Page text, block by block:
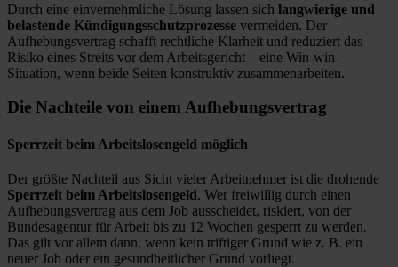
Durch eine einvernehmliche Lösung lassen sich langwierige und
belastende Kündigungsschutzprozesse vermeiden. Der
Aufhebungsvertrag schafft rechtliche Klarheit und reduziert das
Risiko eines Streits vor dem Arbeitsgericht – eine Win-win-
Situation, wenn beide Seiten konstruktiv zusammenarbeiten.
Die Nachteile von einem Aufhebungsvertrag
Sperrzeit beim Arbeitslosengeld möglich
Der größte Nachteil aus Sicht vieler Arbeitnehmer ist die drohende
Sperrzeit beim Arbeitslosengeld. Wer freiwillig durch einen
Aufhebungsvertrag aus dem Job ausscheidet, riskiert, von der
Bundesagentur für Arbeit bis zu 12 Wochen gesperrt zu werden.
Das gilt vor allem dann, wenn kein triftiger Grund wie z. B. ein
neuer Job oder ein gesundheitlicher Grund vorliegt.